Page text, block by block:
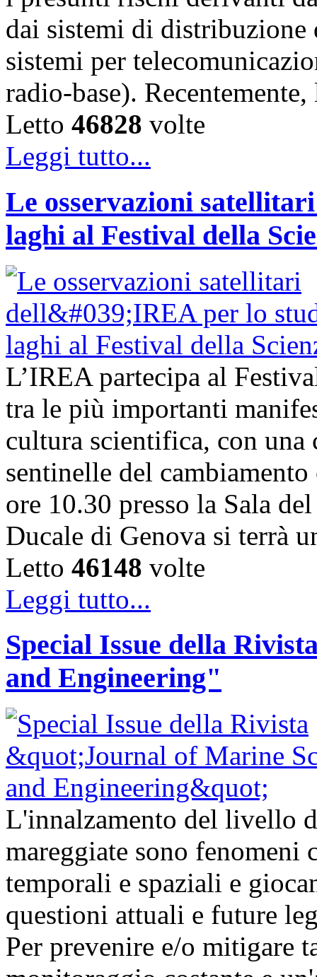
dai sistemi di distribuzione
sistemi per
radio-base).
Letto 46828 volte
Leggi tutto...
Le osservazioni
laghi al Festival della
L’IREA partecipa al
tra le più importanti
cultura scientifica, con
sentinelle del
ore 10.30 presso la Sala
Ducale di Genova si terrà
Letto 46148 volte
Leggi tutto...
Special Issue della
and Engineering"
L'innalzamento del livello
mareggiate sono fenomeni
temporali e spaziali e
questioni attuali e future
Per prevenire e/o mitigare